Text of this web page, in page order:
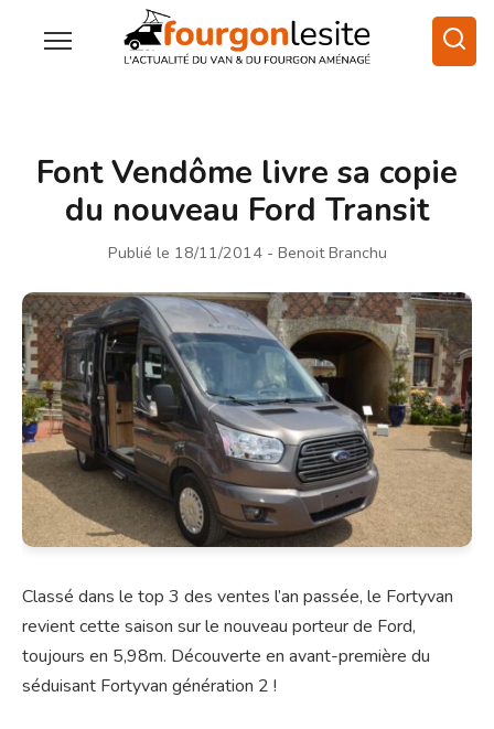
Font Vendôme livre sa copie
du nouveau Ford Transit
Publié le 18/11/2014 - Benoit Branchu
Classé dans le top 3 des ventes l’an passée, le Fortyvan
revient cette saison sur le nouveau porteur de Ford,
toujours en 5,98m. Découverte en avant-première du
séduisant Fortyvan génération 2 !